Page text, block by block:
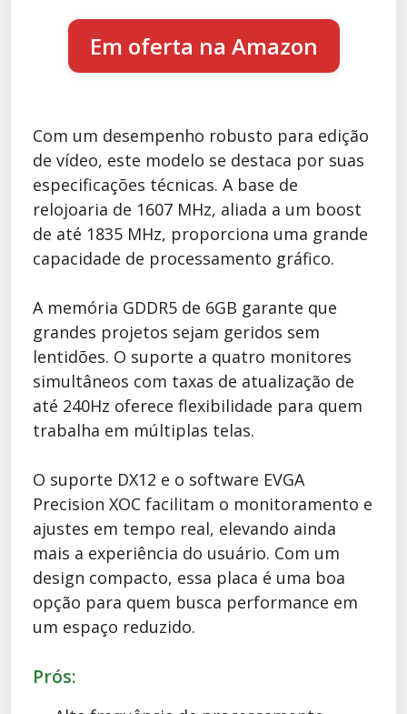
Em oferta na Amazon
Com um desempenho robusto para edição
de vídeo, este modelo se destaca por suas
especificações técnicas. A base de
relojoaria de 1607 MHz, aliada a um boost
de até 1835 MHz, proporciona uma grande
capacidade de processamento gráfico.
A memória GDDR5 de 6GB garante que
grandes projetos sejam geridos sem
lentidões. O suporte a quatro monitores
simultâneos com taxas de atualização de
até 240Hz oferece flexibilidade para quem
trabalha em múltiplas telas.
O suporte DX12 e o software EVGA
Precision XOC facilitam o monitoramento e
ajustes em tempo real, elevando ainda
mais a experiência do usuário. Com um
design compacto, essa placa é uma boa
opção para quem busca performance em
um espaço reduzido.
Prós: